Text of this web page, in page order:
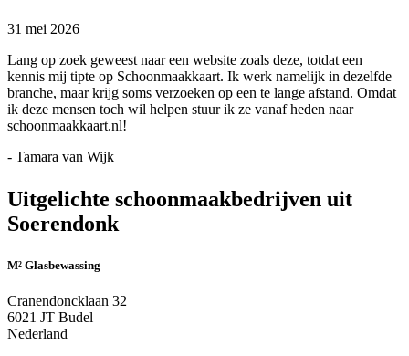
31 mei 2026
Lang op zoek geweest naar een website zoals deze, totdat een
kennis mij tipte op Schoonmaakkaart. Ik werk namelijk in dezelfde
branche, maar krijg soms verzoeken op een te lange afstand. Omdat
ik deze mensen toch wil helpen stuur ik ze vanaf heden naar
schoonmaakkaart.nl!
- Tamara van Wijk
Uitgelichte schoonmaakbedrijven uit
Soerendonk
M² Glasbewassing
Cranendoncklaan 32
6021 JT Budel
Nederland